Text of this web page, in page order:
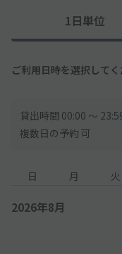
1日単位
ご利用日時を選択して
貸出時間 00:00 〜
複数日の予約 可
日 月 火
2026年8月